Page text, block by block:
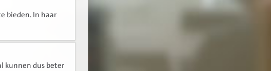
bieden. In haar
kunnen dus beter